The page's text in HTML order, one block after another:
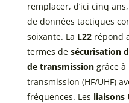
remplacer, d’ici cinq ans,
de données tactiques
soixante. La L22répond
termes de sécurisation
de transmissiongrâce à
transmission (HF/UHF)
fréquences. Les liaisons